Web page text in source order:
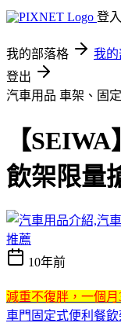
登入
我的部落格 我的
登出
汽車用品 車架、固
【
飲架限量
推薦
10年前
減重不復胖，一個月
車門固定式便利餐